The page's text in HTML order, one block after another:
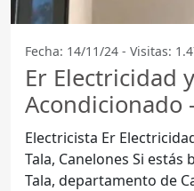
Fecha: 14/11/24 - Visitas:
Er Electricidad
Acondicionado
Electricista Er
Tala, Canelones Si estás buscando un electricista en
Tala, departamento de